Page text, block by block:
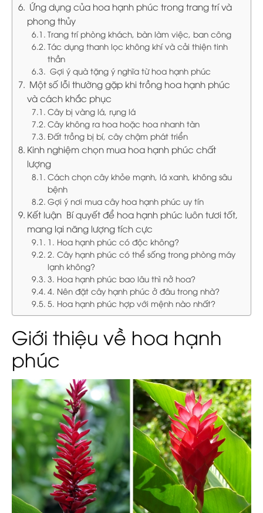
Ứng dụng của hoa hạnh phúc trong trang trí và
phong thủy
Trang trí phòng khách, bàn làm việc, ban công
Tác dụng thanh lọc không khí và cải thiện tinh
thần
Gợi ý quà tặng ý nghĩa từ hoa hạnh phúc
Một số lỗi thường gặp khi trồng hoa hạnh phúc
và cách khắc phục
Cây bị vàng lá, rụng lá
Cây không ra hoa hoặc hoa nhanh tàn
Đất trồng bị bí, cây chậm phát triển
Kinh nghiệm chọn mua hoa hạnh phúc chất
lượng
Cách chọn cây khỏe mạnh, lá xanh, không sâu
bệnh
Gợi ý nơi mua cây hoa hạnh phúc uy tín
Kết luận Bí quyết để hoa hạnh phúc luôn tươi tốt,
mang lại năng lượng tích cực
1. Hoa hạnh phúc có độc không?
2. Cây hạnh phúc có thể sống trong phòng máy
lạnh không?
3. Hoa hạnh phúc bao lâu thì nở hoa?
4. Nên đặt cây hạnh phúc ở đâu trong nhà?
5. Hoa hạnh phúc hợp với mệnh nào nhất?
Giới thiệu về hoa hạnh
phúc